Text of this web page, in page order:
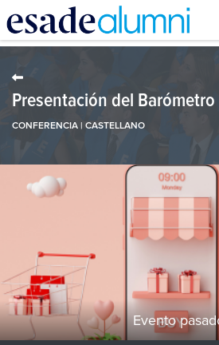
Pasar
contenido
principal
Presentación del Barómetro
CONFERENCIA | CASTELLANO
Evento